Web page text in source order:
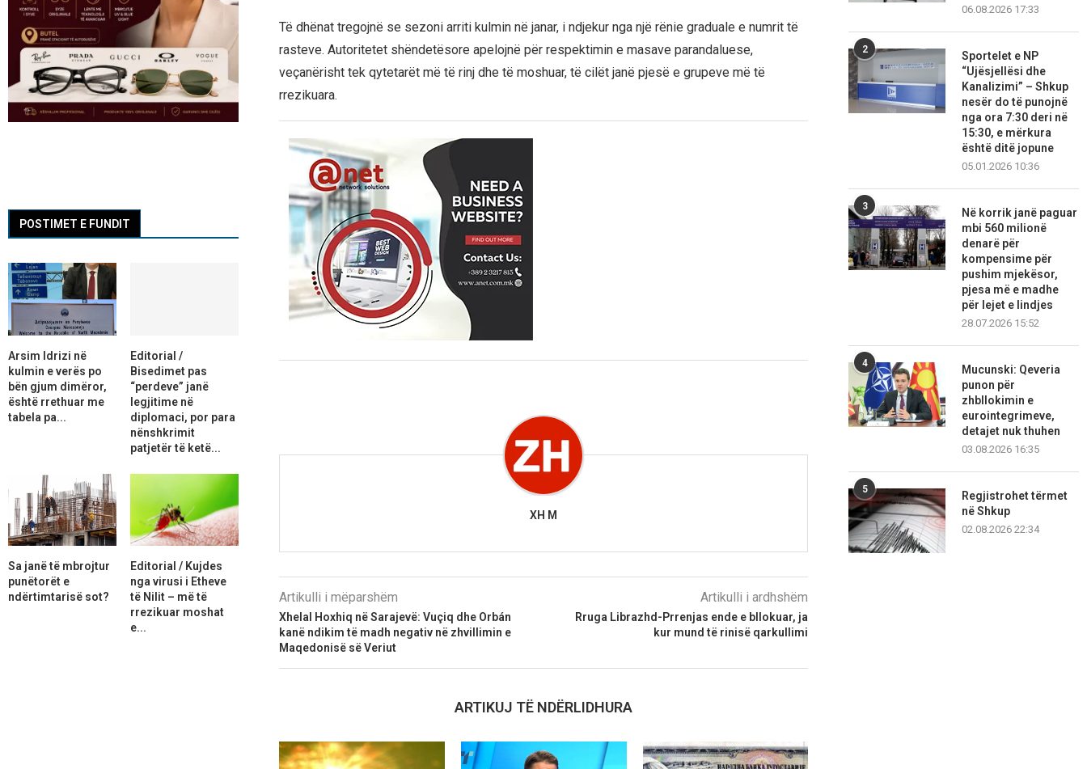
Të dhënat tregojnë se sezoni arriti kulmin në janar, i ndjekur nga një rënie graduale e numrit të
rasteve. Autoritetet shëndetësore apelojnë për respektimin e masave parandaluese,
veçanërisht tek qytetarët më të rinj dhe të moshuar, të cilët janë pjesë e grupeve më të
rrezikuara.
XH M
Artikulli i mëparshëm
Xhelal Hoxhiq në Sarajevë: Vuçiq dhe Orbán
kanë ndikim të madh negativ në zhvillimin e
Maqedonisë së Veriut
Artikulli i ardhshëm
Rruga Librazhd-Prrenjas ende e bllokuar, ja
kur mund të rinisë qarkullimi
ARTIKUJ TË NDËRLIDHURA
06.08.2026 17:33
2
Sportelet e NP
“Ujësjellësi dhe
Kanalizimi” – Shkup
nesër do të punojnë
nga ora 7:30 deri në
15:30, e mërkura
është ditë jopune
05.01.2026 10:36
3
Në korrik janë paguar
mbi 560 milionë
denarë për
kompensime për
pushim mjekësor,
pjesa më e madhe
për lejet e lindjes
28.07.2026 15:52
4
Mucunski: Qeveria
punon për
zhbllokimin e
eurointegrimeve,
detajet nuk thuhen
03.08.2026 16:35
5
Regjistrohet tërmet
në Shkup
02.08.2026 22:34
POSTIMET E FUNDIT
Arsim Idrizi në
kulmin e verës po
bën gjum dimëror,
është rrethuar me
tabela pa...
Editorial /
Bisedimet pas
“perdeve” janë
legjitime në
diplomaci, por para
nënshkrimit
patjetër të ketë...
Sa janë të mbrojtur
punëtorët e
ndërtimtarisë sot?
Editorial / Kujdes
nga virusi i Etheve
të Nilit – më të
rrezikuar moshat
e...